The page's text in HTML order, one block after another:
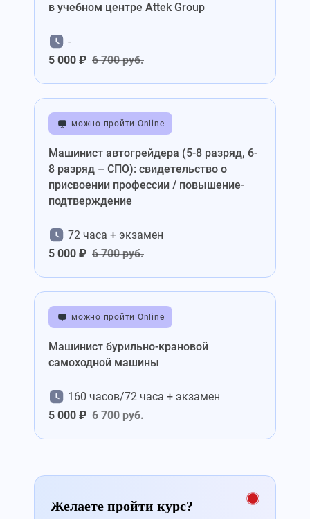
в учебном центре Attek Group
-
5 000 ₽ 6 700 руб.
можно пройти Online
Машинист автогрейдера (5-8 разряд, 6-
8 разряд – СПО): свидетельство о
присвоении профессии / повышение-
подтверждение
72 часа + экзамен
5 000 ₽ 6 700 руб.
можно пройти Online
Машинист бурильно-крановой
самоходной машины
160 часов/72 часа + экзамен
5 000 ₽ 6 700 руб.
Желаете пройти курс?